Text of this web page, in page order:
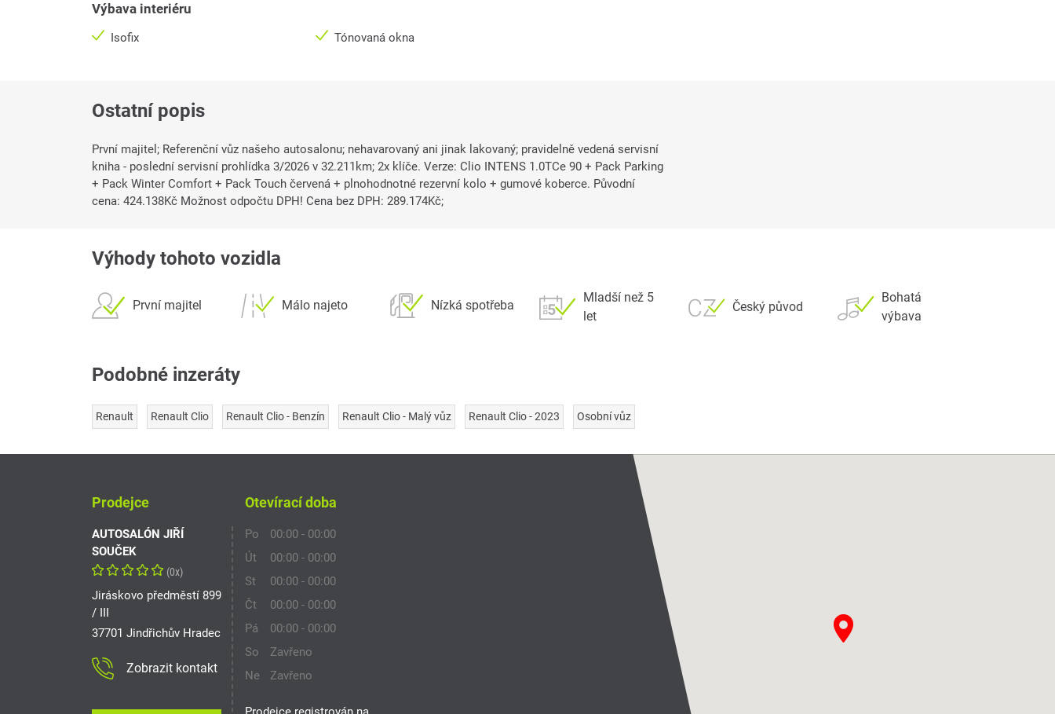
Výbava interiéru
Isofix Tónovaná okna
Ostatní popis
První majitel; Referenční vůz našeho autosalonu; nehavarovaný ani jinak lakovaný; pravidelně vedená servisní
kniha - poslední servisní prohlídka 3/2026 v 32.211km; 2x klíče. Verze: Clio INTENS 1.0TCe 90 + Pack Parking
+ Pack Winter Comfort + Pack Touch červená + plnohodnotné rezervní kolo + gumové koberce. Původní
cena: 424.138Kč Možnost odpočtu DPH! Cena bez DPH: 289.174Kč;
Výhody tohoto vozidla
První majitel Málo najeto Nízká spotřeba
Mladší než 5
let
Český původ
Bohatá
výbava
Podobné inzeráty
Renault Renault Clio Renault Clio - Benzín Renault Clio - Malý vůz Renault Clio - 2023 Osobní vůz
Prodejce
AUTOSALÓN JIŘÍ
SOUČEK
(0x)
Jiráskovo předměstí 899
/ III
37701 Jindřichův Hradec
Zobrazit kontakt
Otevírací doba
Po
00:00 - 00:00
Út
00:00 - 00:00
St
00:00 - 00:00
Čt
00:00 - 00:00
Pá
00:00 - 00:00
So
Zavřeno
Ne
Zavřeno